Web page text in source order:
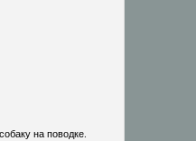
на поводке.